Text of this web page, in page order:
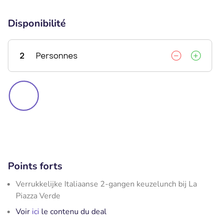
Disponibilité
2 Personnes
Points forts
Verrukkelijke Italiaanse 2-gangen keuzelunch bij La
Piazza Verde
Voir ici le contenu du deal